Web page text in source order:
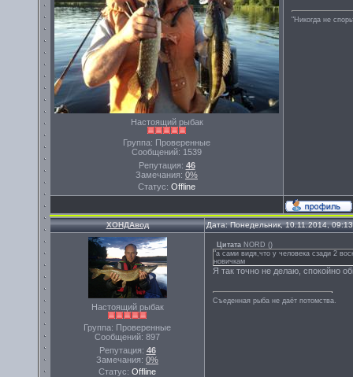
Настоящий рыбак
Группа: Проверенные
Сообщений: 1539
Репутация: 46
Замечания: 0%
Статус: Offline
"Никогда не
ХОНДАвод Дата: Понедельник, 10.11.2014,
Настоящий рыбак
Группа: Проверенные
Сообщений: 897
Репутация: 46
Замечания: 0%
Статус: Offline
Цитата NORD ()
"а сами видя,что у человека сзади 2
новичкам
Я так точно не делаю, спокойно
Съеденная рыба не даёт потомства.